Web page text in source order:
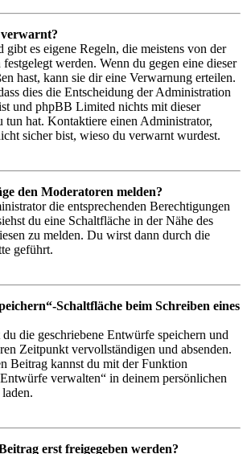
gibt es eigene Regeln, die meistens von der
werden. Wenn du gegen eine dieser
hast, kann sie dir eine Verwarnung erteilen.
dies die Entscheidung der Administration
und phpBB Limited nichts mit dieser
tun hat. Kontaktiere einen Administrator,
sicher bist, wieso du verwarnt wurdest.
den Moderatoren melden?
die entsprechenden Berechtigungen
du eine Schaltfläche in der Nähe des
zu melden. Du wirst dann durch die
geführt.
Schaltfläche beim Schreiben eines
die geschriebene Entwürfe speichern und
Zeitpunkt vervollständigen und absenden.
Beitrag kannst du mit der Funktion
verwalten“ in deinem persönlichen
erst freigegeben werden?